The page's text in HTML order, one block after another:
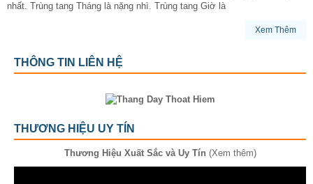
nhất. Trùng tang Tháng là nặng nhì. Trùng tang Giờ là
Xem Thêm
THÔNG TIN LIÊN HỆ
THƯƠNG HIỆU UY TÍN
Thương Hiệu Xuất Sắc và Uy Tín (Xem thêm)